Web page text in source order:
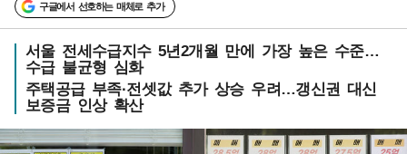
구글에서 선호하는 매체로 추가
서울 전세수급지수 5년2개월 만에 가장 높은 수준…
수급 불균형 심화
주택공급 부족·전셋값 추가 상승 우려…갱신권 대신
보증금 인상 확산